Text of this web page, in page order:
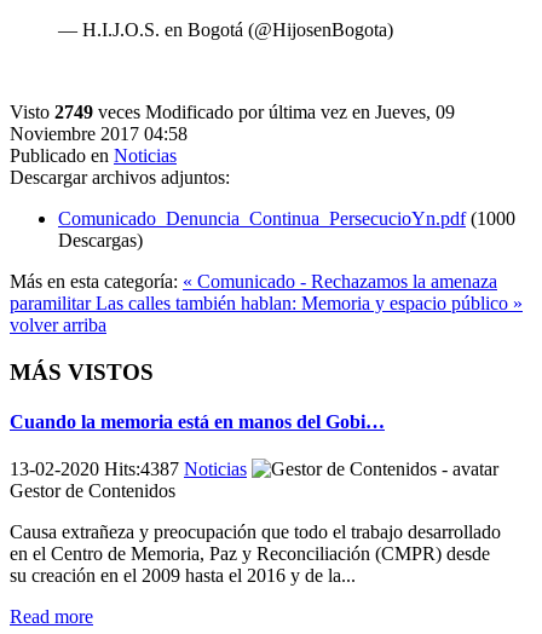
— H.I.J.O.S. en Bogotá (@HijosenBogota)
Visto 2749 veces Modificado por última vez en Jueves, 09
Noviembre 2017 04:58
Publicado en Noticias
Descargar archivos adjuntos:
Comunicado_Denuncia_Continua_PersecucioYn.pdf (1000
Descargas)
Más en esta categoría: « Comunicado - Rechazamos la amenaza
paramilitarLas calles también hablan: Memoria y espacio público »
volver arriba
MÁS VISTOS
Cuando la memoria está en manos del Gobi…
13-02-2020 Hits:4387 Noticias
Gestor de Contenidos
Causa extrañeza y preocupación que todo el trabajo desarrollado
en el Centro de Memoria, Paz y Reconciliación (CMPR) desde
su creación en el 2009 hasta el 2016 y de la...
Read more